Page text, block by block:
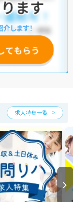
求人特集一覧